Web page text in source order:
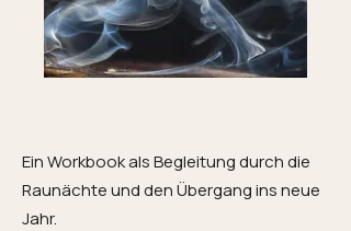
Ein Workbook als Begleitung durch die
Raunächte und den Übergang ins neue
Jahr.